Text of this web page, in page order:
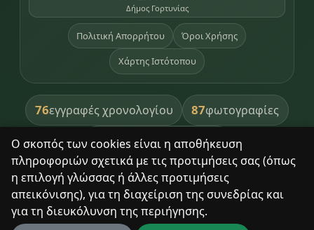
Ο σκοπός των cookies είναι η αποθήκευση
πληροφοριών σχετικά με τις προτιμήσεις σας (όπως
η επιλογή γλώσσας ή άλλες προτιμήσεις
απεικόνισης), για τη διαχείριση της συνεδρίας και
για τη διευκόλυνση της περιήγησης.
Δήμος Γορτυνίας
Πολιτική Απορρήτου Όροι Χρήσης
Χάρτης Ιστότοπου
76εγγραφές χρονολογίου 87φωτογραφίες
391βιβλία βιβλιοθήκης
8σημεία κληρονομιάς
Με σεβασμό στον τόπο και τους ανθρώπους του.